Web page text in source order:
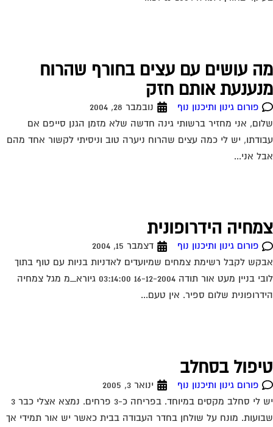
עושים עם עצים בחורף שהרוח
אותם חזק
פורום גינון ותיכנון נוף
נובמבר 28, 2004
אני מחזיר ברשותי גינה חדשה שלא מזמן הגנן סייפם אם
יש לי כמה עצים שהרוח ניערה טוב וניסיתי לקשור אחד מהם
אני...
הידרופונית
פורום גינון ותיכנון נוף
דצמבר 15, 2004
לקבל רשימת צמחים שמיועדים לאדניות בניות עם טוף בתוך
לובי בניין מעט אור תודה 16-12-2004 03:14:00 גיורא_מ מגל צמחיה
שלום ספיר. אין טעם...
בסחלב
פורום גינון ותיכנון נוף
ינואר 3, 2005
יש לי סחלב מקסים במיוחד. בפריחה כ-3 פרחים. נמצא אצלי כבר 3
מונח על שולחן בחדר העבודה בבית כאשר יש אור תמידי אך